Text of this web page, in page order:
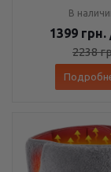
В
1399 грн.
2238